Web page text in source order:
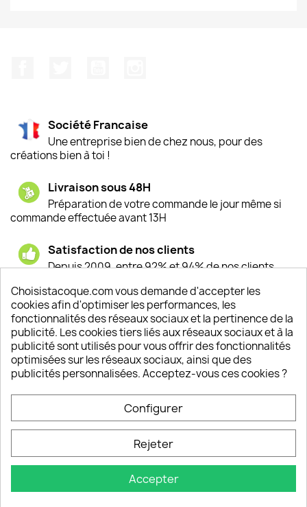
Société Francaise
Une entreprise bien de chez nous, pour des
créations bien à toi !
Livraison sous 48H
Préparation de votre commande le jour même si
commande effectuée avant 13H
Satisfaction de nos clients
Depuis 2009, entre 92% et 94% de nos clients
Un SAV à votre écoute
Notre SAV est disponible 6/7J de 10h à 18H
INFORMATIONS 
VOTRE COMPTE 
INFORMATIONS keyboard_arrow_down
Choisistacoque.com vous demande d'accepter les
cookies afin d'optimiser les performances, les
fonctionnalités des réseaux sociaux et la pertinence de la
publicité. Les cookies tiers liés aux réseaux sociaux et à la
publicité sont utilisés pour vous offrir des fonctionnalités
optimisées sur les réseaux sociaux, ainsi que des
publicités personnalisées. Acceptez-vous ces cookies ?
Configurer
Rejeter
Accepter